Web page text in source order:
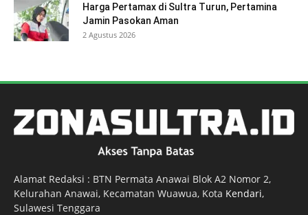
Harga Pertamax di Sultra Turun, Pertamina
Jamin Pasokan Aman
2 Agustus 2026
Alamat Redaksi : BTN Permata Anawai Blok A2 Nomor 2,
Kelurahan Anawai, Kecamatan Wuawua, Kota Kendari,
Sulawesi Tenggara